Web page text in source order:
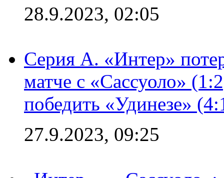
28.9.2023, 02:05
Серия А. «Интер»
матче с «Сассуоло»
победить «Удинезе»
27.9.2023, 09:25